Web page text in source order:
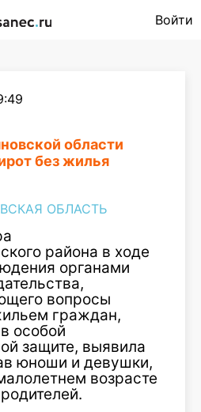
Войти
области
без жилья
ОБЛАСТЬ
района в ходе
органами
вопросы
граждан,
особой
защите, выявила
юноши и девушки,
возрасте